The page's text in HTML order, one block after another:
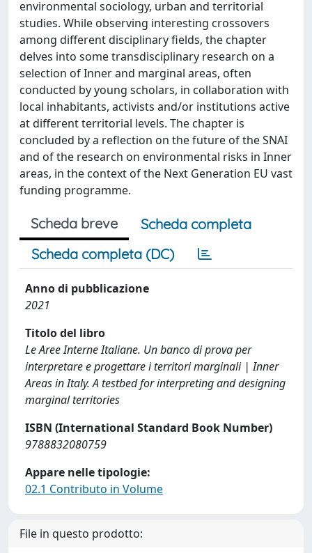
environmental sociology, urban and territorial
studies. While observing interesting crossovers
among different disciplinary fields, the chapter
delves into some transdisciplinary research on a
selection of Inner and marginal areas, often
conducted by young scholars, in collaboration with
local inhabitants, activists and/or institutions active
at different territorial levels. The chapter is
concluded by a reflection on the future of the SNAI
and of the research on environmental risks in Inner
areas, in the context of the Next Generation EU vast
funding programme.
Scheda breve
Scheda completa
Scheda completa (DC)
Anno di pubblicazione
2021
Titolo del libro
Le Aree Interne Italiane. Un banco di prova per
interpretare e progettare i territori marginali | Inner
Areas in Italy. A testbed for interpreting and designing
marginal territories
ISBN (International Standard Book Number)
9788832080759
Appare nelle tipologie:
02.1 Contributo in Volume
File in questo prodotto: